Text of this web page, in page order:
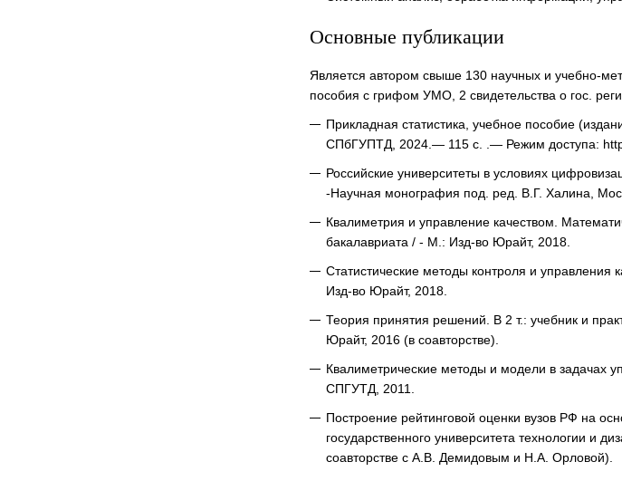
Основные публикации
Является автором свыше 130 научных и учебно-
пособия с грифом УМО, 2 свидетельства о гос.
Прикладная статистика, учебное пособие
СПбГУПТД, 2024.— 115 c. .— Режим доступа:
Российские университеты в условиях
-Научная монография под. ред. В.Г. Халина,
Квалиметрия и управление качеством.
бакалавриата / - М.: Изд-во Юрайт, 2018.
Статистические методы контроля и управления
Изд-во Юрайт, 2018.
Теория принятия решений. В 2 т.: учебник и
Юрайт, 2016 (в соавторстве).
Квалиметрические методы и модели в задачах
СПГУТД, 2011.
Построение рейтинговой оценки вузов РФ на
государственного университета технологии и
соавторстве с А.В. Демидовым и Н.А. Орловой).